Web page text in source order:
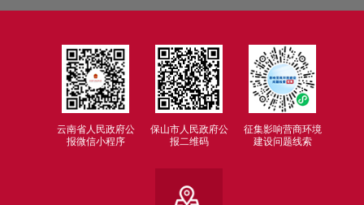
云南省人民政府公
报微信小程序
保山市人民政府公
报二维码
征集影响营商环境
建设问题线索